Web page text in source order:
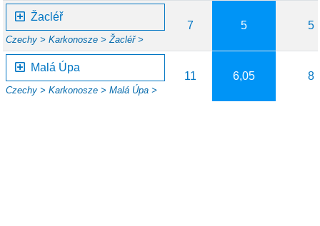
Žacléř
Czechy >Karkonosze >Žacléř >
7 5 5
Malá Úpa
Czechy >Karkonosze >Malá Úpa >
11 6,05 8